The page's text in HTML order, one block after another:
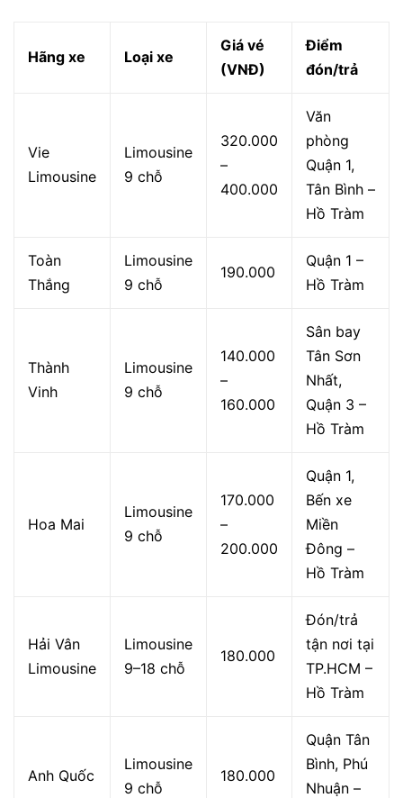
Hãng xe Loại xe
Giá vé
(VNĐ)
Điểm
đón/trả
Vie
Limousine
Limousine
9 chỗ
320.000
–
400.000
Văn
phòng
Quận 1,
Tân Bình –
Hồ Tràm
Toàn
Thắng
Limousine
9 chỗ
190.000
Quận 1 –
Hồ Tràm
Thành
Vinh
Limousine
9 chỗ
140.000
–
160.000
Sân bay
Tân Sơn
Nhất,
Quận 3 –
Hồ Tràm
Hoa Mai
Limousine
9 chỗ
170.000
–
200.000
Quận 1,
Bến xe
Miền
Đông –
Hồ Tràm
Hải Vân
Limousine
Limousine
9–18 chỗ
180.000
Đón/trả
tận nơi tại
TP.HCM –
Hồ Tràm
Anh Quốc
Limousine
9 chỗ
180.000
Quận Tân
Bình, Phú
Nhuận –